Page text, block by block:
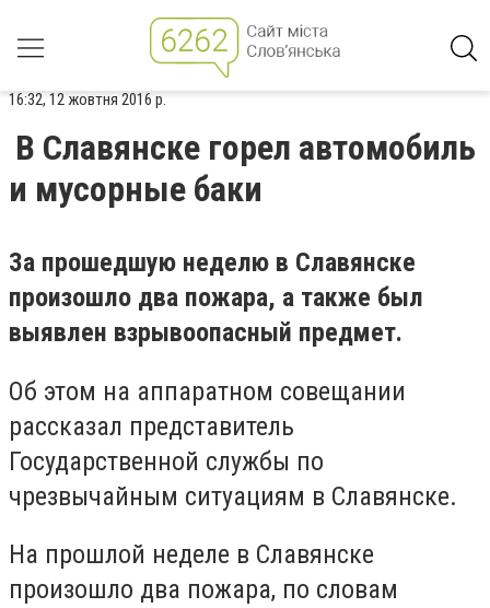
16:32, 12 жовтня 2016 р.
В Славянске горел автомобиль
и мусорные баки
За прошедшую неделю в Славянске
произошло два пожара, а также был
выявлен взрывоопасный предмет.
Об этом на аппаратном совещании
рассказал представитель
Государственной службы по
чрезвычайным ситуациям в Славянске.
На прошлой неделе в Славянске
произошло два пожара, по словам